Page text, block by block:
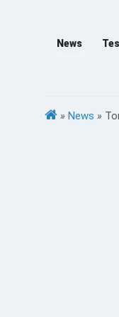
News
» News »